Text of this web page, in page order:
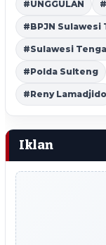
#UNGGULAN
#BPJN Sulawesi
#Sulawesi
#Polda Sulteng
#Reny Lamadjido
Iklan